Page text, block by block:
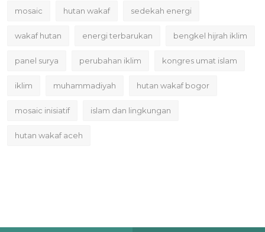
mosaic hutan wakaf sedekah energi
wakaf hutan energi terbarukan bengkel hijrah iklim
panel surya perubahan iklim kongres umat islam
iklim muhammadiyah hutan wakaf bogor
mosaic inisiatif islam dan lingkungan
hutan wakaf aceh